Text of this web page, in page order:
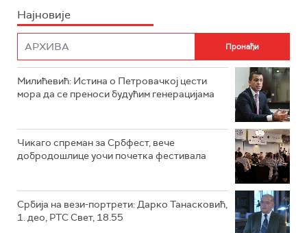
Најновије
Милићевић: Истина о Петровачкој цести
мора да се преноси будућим генерацијама
Чикаго спреман за Србфест, вече
добродошлице уочи почетка фестивала
Србија на вези-портрети: Дарко Танасковић,
1. део, РТС Свет, 18.55